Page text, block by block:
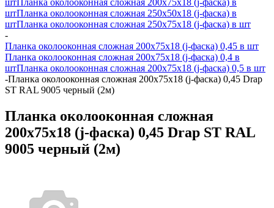
штПланка околооконная сложная 200х75х18 (j-фаска) в
штПланка околооконная сложная 250х50х18 (j-фаска) в
штПланка околооконная сложная 250х75х18 (j-фаска) в шт
-
Планка околооконная сложная 200х75х18 (j-фаска) 0,45 в шт
Планка околооконная сложная 200х75х18 (j-фаска) 0,4 в
штПланка околооконная сложная 200х75х18 (j-фаска) 0,5 в шт
-Планка околооконная сложная 200х75х18 (j-фаска) 0,45 Drap
ST RAL 9005 черный (2м)
Планка околооконная сложная
200х75х18 (j-фаска) 0,45 Drap ST RAL
9005 черный (2м)